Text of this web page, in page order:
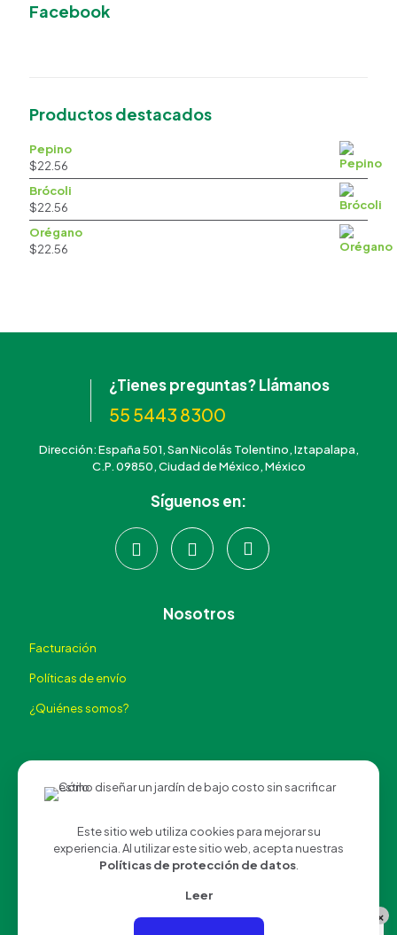
Facebook
Productos destacados
Pepino
$22.56
Brócoli
$22.56
Orégano
$22.56
¿Tienes preguntas? Llámanos
55 5443 8300
Dirección: España 501, San Nicolás Tolentino, Iztapalapa,
C.P. 09850, Ciudad de México, México
Síguenos en:
Nosotros
Facturación
Políticas de envío
¿Quiénes somos?
©2026 Happy Flower®. All Rights Reserved. AVISO DE
PRIVACIDAD
Este sitio web utiliza cookies para mejorar su
experiencia. Al utilizar este sitio web, acepta nuestras
Políticas de protección de datos.
Leer
Chatea con nosotros
×